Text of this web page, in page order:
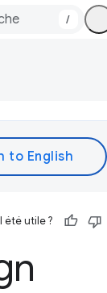
/
été utile ?